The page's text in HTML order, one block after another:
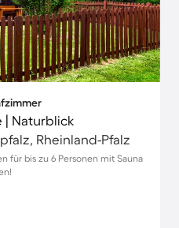
| Naturblick
Rheinland-Pfalz
für bis zu 6 Personen mit Sauna